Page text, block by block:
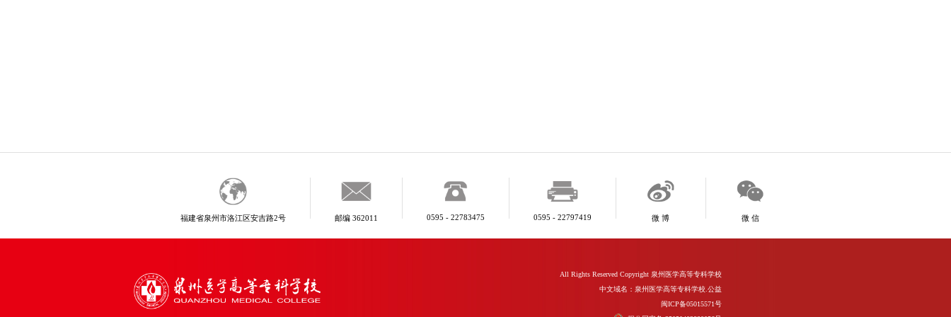
福建省泉州市洛江区安吉路2号 邮编 362011 0595 - 22783475 0595 - 22797419 微 博 微 信
All Rights Reserved Copyright 泉州医学高等专科学校
中文域名：泉州医学高等专科学校.公益
闽ICP备05015571号